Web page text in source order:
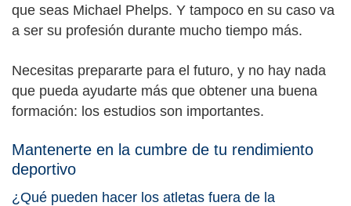
que seas Michael Phelps. Y tampoco en su caso va
a ser su profesión durante mucho tiempo más.
Necesitas prepararte para el futuro, y no hay nada
que pueda ayudarte más que obtener una buena
formación: los estudios son importantes.
Mantenerte en la cumbre de tu rendimiento
deportivo
¿Qué pueden hacer los atletas fuera de la